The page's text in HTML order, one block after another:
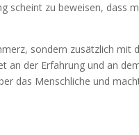
scheint zu beweisen, dass
sondern zusätzlich mit
an der Erfahrung und an
das Menschliche und